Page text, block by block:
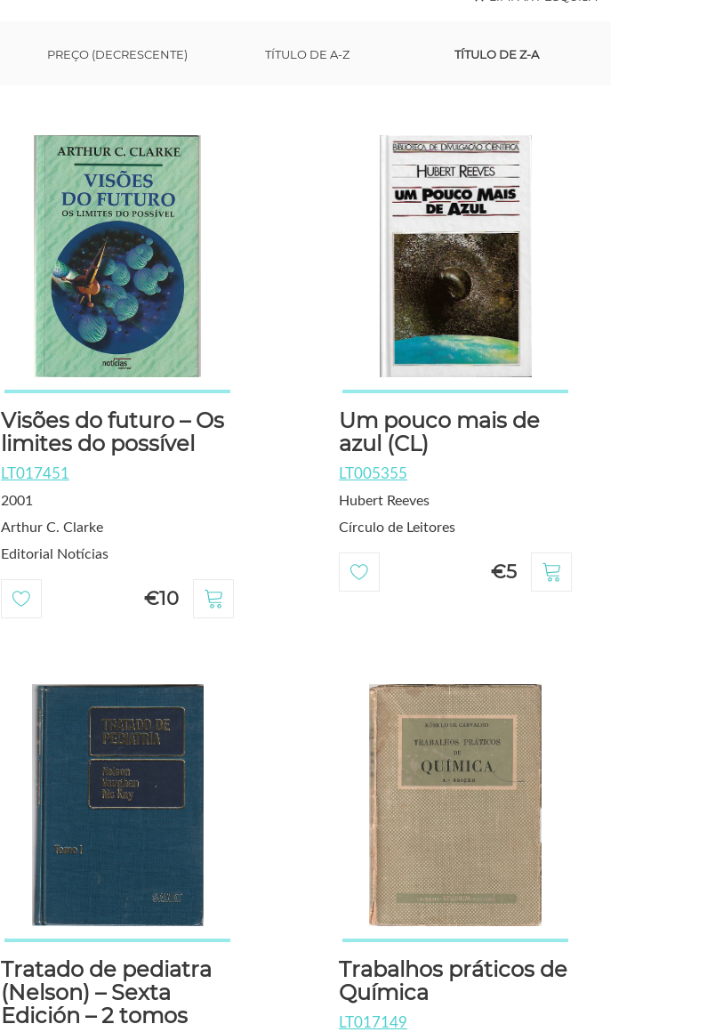
PREÇO (DECRESCENTE) TÍTULO DE A-Z TÍTULO DE Z-A
Visões do futuro – Os
limites do possível
LT017451
2001
Arthur C. Clarke
Editorial Notícias
€10
Um pouco mais de
azul (CL)
LT005355
Hubert Reeves
Círculo de Leitores
€5
Tratado de pediatra
(Nelson) – Sexta
Edición – 2 tomos
Trabalhos práticos de
Química
LT017149